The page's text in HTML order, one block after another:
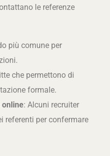
le referenze
più comune per
che permettono di
formale.
online: Alcuni recruiter
referenti per confermare